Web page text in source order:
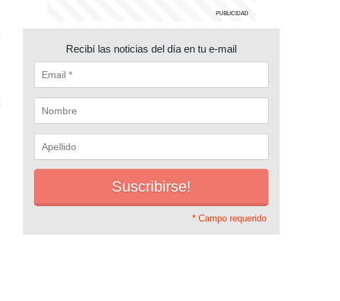
Recibí las noticias del día en tu e-mail
* Campo requerido